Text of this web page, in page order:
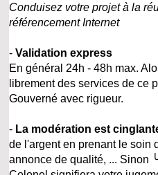
Conduisez votre projet à la
référencement Internet
-Validation express
En général 24h - 48h max.
librement des services de ce
Gouverné avec rigueur.
- La modération est
de l'argent en prenant le soin
annonce de qualité, ... Sinon